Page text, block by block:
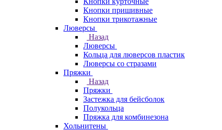
Кнопки пришивные
Кнопки трикотажные
Люверсы
Назад
Люверсы
Кольца для люверсов пластик
Люверсы со стразами
Пряжки
Назад
Пряжки
Застежка для бейсболок
Полукольца
Пряжка для комбинезона
Хольнитены